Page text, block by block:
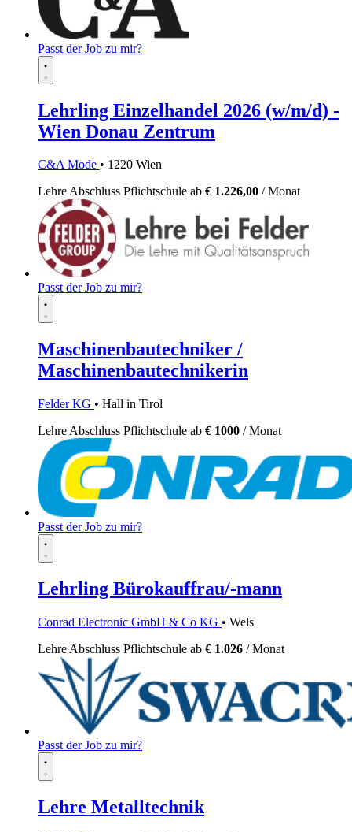
Passt der Job zu mir?
Lehrling Einzelhandel 2026 (w/m/d) -
Wien Donau Zentrum
C&A Mode • 1220 Wien
LehreAbschluss Pflichtschule ab € 1.226,00 / Monat
Passt der Job zu mir?
Maschinenbautechniker /
Maschinenbautechnikerin
Felder KG • Hall in Tirol
Lehre Abschluss Pflichtschule ab € 1000 / Monat
Passt der Job zu mir?
Lehrling Bürokauffrau/-mann
Conrad Electronic GmbH & Co KG • Wels
Lehre Abschluss Pflichtschule ab € 1.026 / Monat
Passt der Job zu mir?
Lehre Metalltechnik